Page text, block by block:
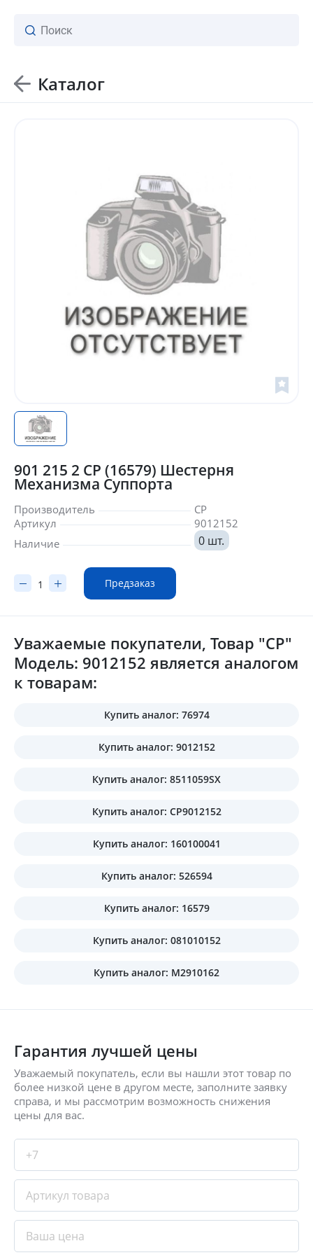
Каталог
901 215 2 CP (16579) Шестерня
Механизма Суппорта
Производитель
CP
Артикул
9012152
Наличие
0 шт.
Предзаказ
Уважаемые покупатели, Товар "CP"
Модель: 9012152 является аналогом
к товарам:
Купить аналог: 76974
Купить аналог: 9012152
Купить аналог: 8511059SX
Купить аналог: CP9012152
Купить аналог: 160100041
Купить аналог: 526594
Купить аналог: 16579
Купить аналог: 081010152
Купить аналог: M2910162
Гарантия лучшей цены
Уважаемый покупатель, если вы нашли этот товар по
более низкой цене в другом месте, заполните заявку
справа, и мы рассмотрим возможность снижения
цены для вас.